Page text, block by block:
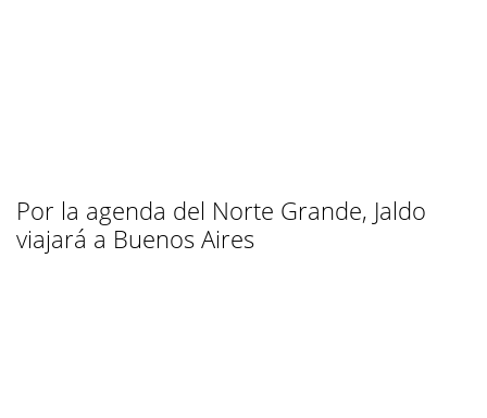
Por la agenda del Norte Grande, Jaldo
viajará a Buenos Aires